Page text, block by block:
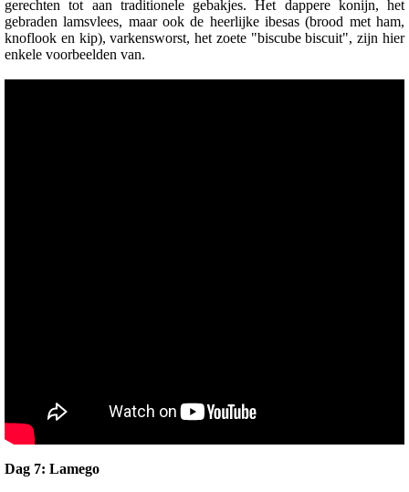
gerechten tot aan traditionele gebakjes. Het dappere konijn, het
gebraden lamsvlees, maar ook de heerlijke ibesas (brood met ham,
knoflook en kip), varkensworst, het zoete "biscube biscuit", zijn hier
enkele voorbeelden van.
Dag 7: Lamego